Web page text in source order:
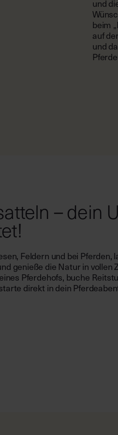
und
beim
auf
und
– dein
Feldern und bei Pferden,
genieße die Natur in vollen
Pferdehofs, buche
direkt in dein